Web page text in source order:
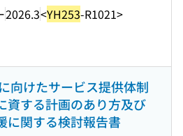
2026.3<YH253-R1021>
向けたサービス提供体制
資する計画のあり方及び
に関する検討報告書